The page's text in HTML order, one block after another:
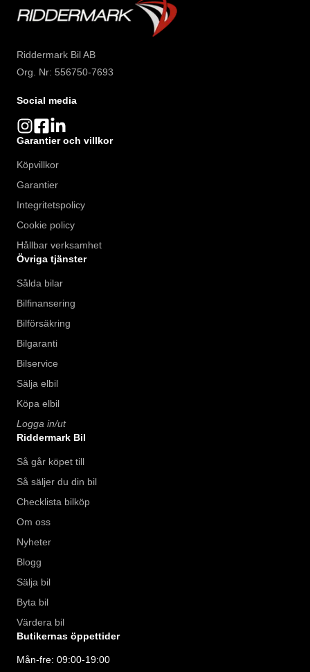
Riddermark Bil AB
Org. Nr: 556750-7693
Social media
Garantier och villkor
Köpvillkor
Garantier
Integritetspolicy
Cookie policy
Hållbar verksamhet
Övriga tjänster
Sålda bilar
Bilfinansering
Bilförsäkring
Bilgaranti
Bilservice
Sälja elbil
Köpa elbil
Logga in/ut
Riddermark Bil
Så går köpet till
Så säljer du din bil
Checklista bilköp
Om oss
Nyheter
Blogg
Sälja bil
Byta bil
Värdera bil
Butikernas öppettider
Mån-fre: 09:00-19:00